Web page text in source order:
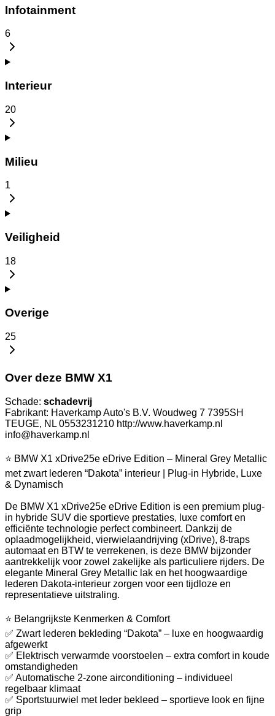
Infotainment
6
Interieur
20
Milieu
1
Veiligheid
18
Overige
25
Over deze BMW X1
Schade: schadevrij
Fabrikant: Haverkamp Auto's B.V. Woudweg 7 7395SH
TEUGE, NL 0553231210 http://www.haverkamp.nl
info@haverkamp.nl
⭐ BMW X1 xDrive25e eDrive Edition – Mineral Grey Metallic
met zwart lederen “Dakota” interieur | Plug-in Hybride, Luxe
& Dynamisch
De BMW X1 xDrive25e eDrive Edition is een premium plug-
in hybride SUV die sportieve prestaties, luxe comfort en
efficiënte technologie perfect combineert. Dankzij de
oplaadmogelijkheid, vierwielaandrijving (xDrive), 8-traps
automaat en BTW te verrekenen, is deze BMW bijzonder
aantrekkelijk voor zowel zakelijke als particuliere rijders. De
elegante Mineral Grey Metallic lak en het hoogwaardige
lederen Dakota-interieur zorgen voor een tijdloze en
representatieve uitstraling.
⭐ Belangrijkste Kenmerken & Comfort
✅ Zwart lederen bekleding “Dakota” – luxe en hoogwaardig
afgewerkt
✅ Elektrisch verwarmde voorstoelen – extra comfort in koude
omstandigheden
✅ Automatische 2-zone airconditioning – individueel
regelbaar klimaat
✅ Sportstuurwiel met leder bekleed – sportieve look en fijne
grip